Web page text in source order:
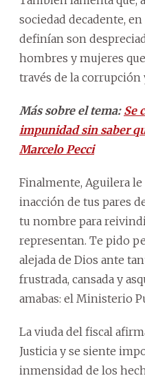
sociedad decadente,
definían son
hombres y mujeres
través de la corrupción
Más sobre el tema: Se
impunidad sin saber
Marcelo Pecci
Finalmente, Aguilera le
inacción de tus pares
tu nombre para
representan. Te pido
alejada de Dios ante
frustrada, cansada y
amabas: el Ministerio
La viuda del fiscal
Justicia y se siente
inmensidad de los